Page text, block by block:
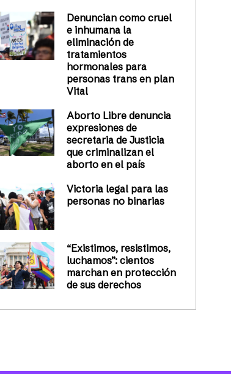
Denuncian como cruel
e inhumana la
eliminación de
tratamientos
hormonales para
personas trans en plan
Vital
Aborto Libre denuncia
expresiones de
secretaria de Justicia
que criminalizan el
aborto en el país
Victoria legal para las
personas no binarias
“Existimos, resistimos,
luchamos”: cientos
marchan en protección
de sus derechos